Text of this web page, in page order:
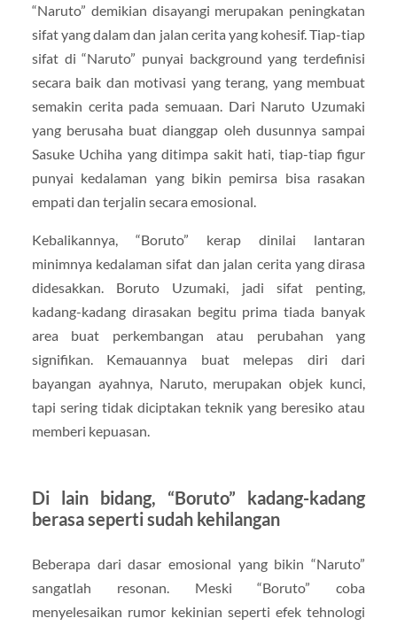
“Naruto” demikian disayangi merupakan peningkatan
sifat yang dalam dan jalan cerita yang kohesif. Tiap-tiap
sifat di “Naruto” punyai background yang terdefinisi
secara baik dan motivasi yang terang, yang membuat
semakin cerita pada semuaan. Dari Naruto Uzumaki
yang berusaha buat dianggap oleh dusunnya sampai
Sasuke Uchiha yang ditimpa sakit hati, tiap-tiap figur
punyai kedalaman yang bikin pemirsa bisa rasakan
empati dan terjalin secara emosional.
Kebalikannya, “Boruto” kerap dinilai lantaran
minimnya kedalaman sifat dan jalan cerita yang dirasa
didesakkan. Boruto Uzumaki, jadi sifat penting,
kadang-kadang dirasakan begitu prima tiada banyak
area buat perkembangan atau perubahan yang
signifikan. Kemauannya buat melepas diri dari
bayangan ayahnya, Naruto, merupakan objek kunci,
tapi sering tidak diciptakan teknik yang beresiko atau
memberi kepuasan.
Di lain bidang, “Boruto” kadang-kadang
berasa seperti sudah kehilangan
Beberapa dari dasar emosional yang bikin “Naruto”
sangatlah resonan. Meski “Boruto” coba
menyelesaikan rumor kekinian seperti efek tehnologi